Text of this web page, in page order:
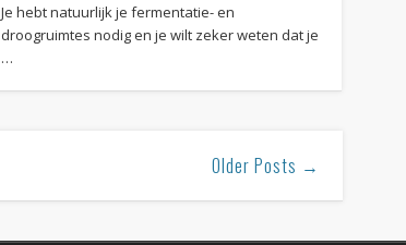
Je hebt natuurlijk je fermentatie- en
droogruimtes nodig en je wilt zeker weten dat je
…
Older Posts →